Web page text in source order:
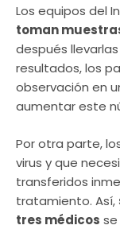
Los equipos del
toman
después
resultados, los
observación en
aumentar este
Por otra parte,
virus y que
transferidos
tratamiento. Así,
tres médicos